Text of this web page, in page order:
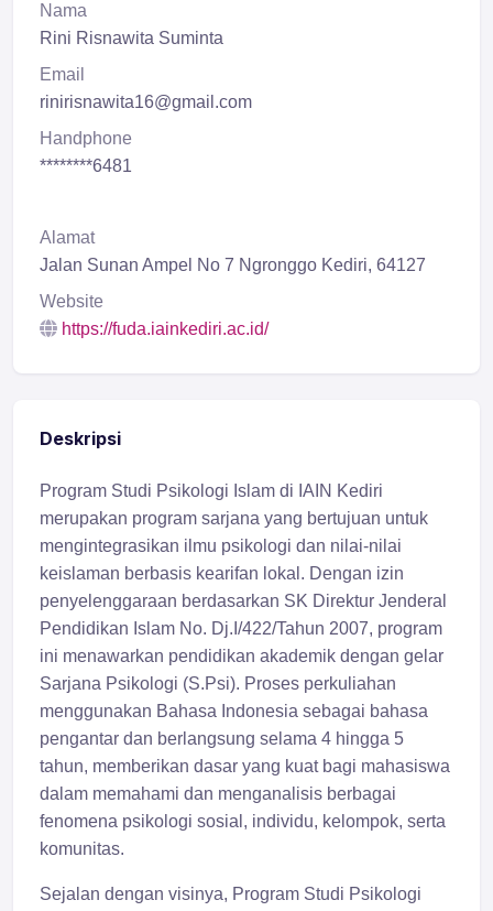
Nama
Rini Risnawita Suminta
Email
rinirisnawita16@gmail.com
Handphone
********6481
Alamat
Jalan Sunan Ampel No 7 Ngronggo Kediri, 64127
Website
https://fuda.iainkediri.ac.id/
Deskripsi
Program Studi Psikologi Islam di IAIN Kediri
merupakan program sarjana yang bertujuan untuk
mengintegrasikan ilmu psikologi dan nilai-nilai
keislaman berbasis kearifan lokal. Dengan izin
penyelenggaraan berdasarkan SK Direktur Jenderal
Pendidikan Islam No. Dj.I/422/Tahun 2007, program
ini menawarkan pendidikan akademik dengan gelar
Sarjana Psikologi (S.Psi). Proses perkuliahan
menggunakan Bahasa Indonesia sebagai bahasa
pengantar dan berlangsung selama 4 hingga 5
tahun, memberikan dasar yang kuat bagi mahasiswa
dalam memahami dan menganalisis berbagai
fenomena psikologi sosial, individu, kelompok, serta
komunitas.
Sejalan dengan visinya, Program Studi Psikologi